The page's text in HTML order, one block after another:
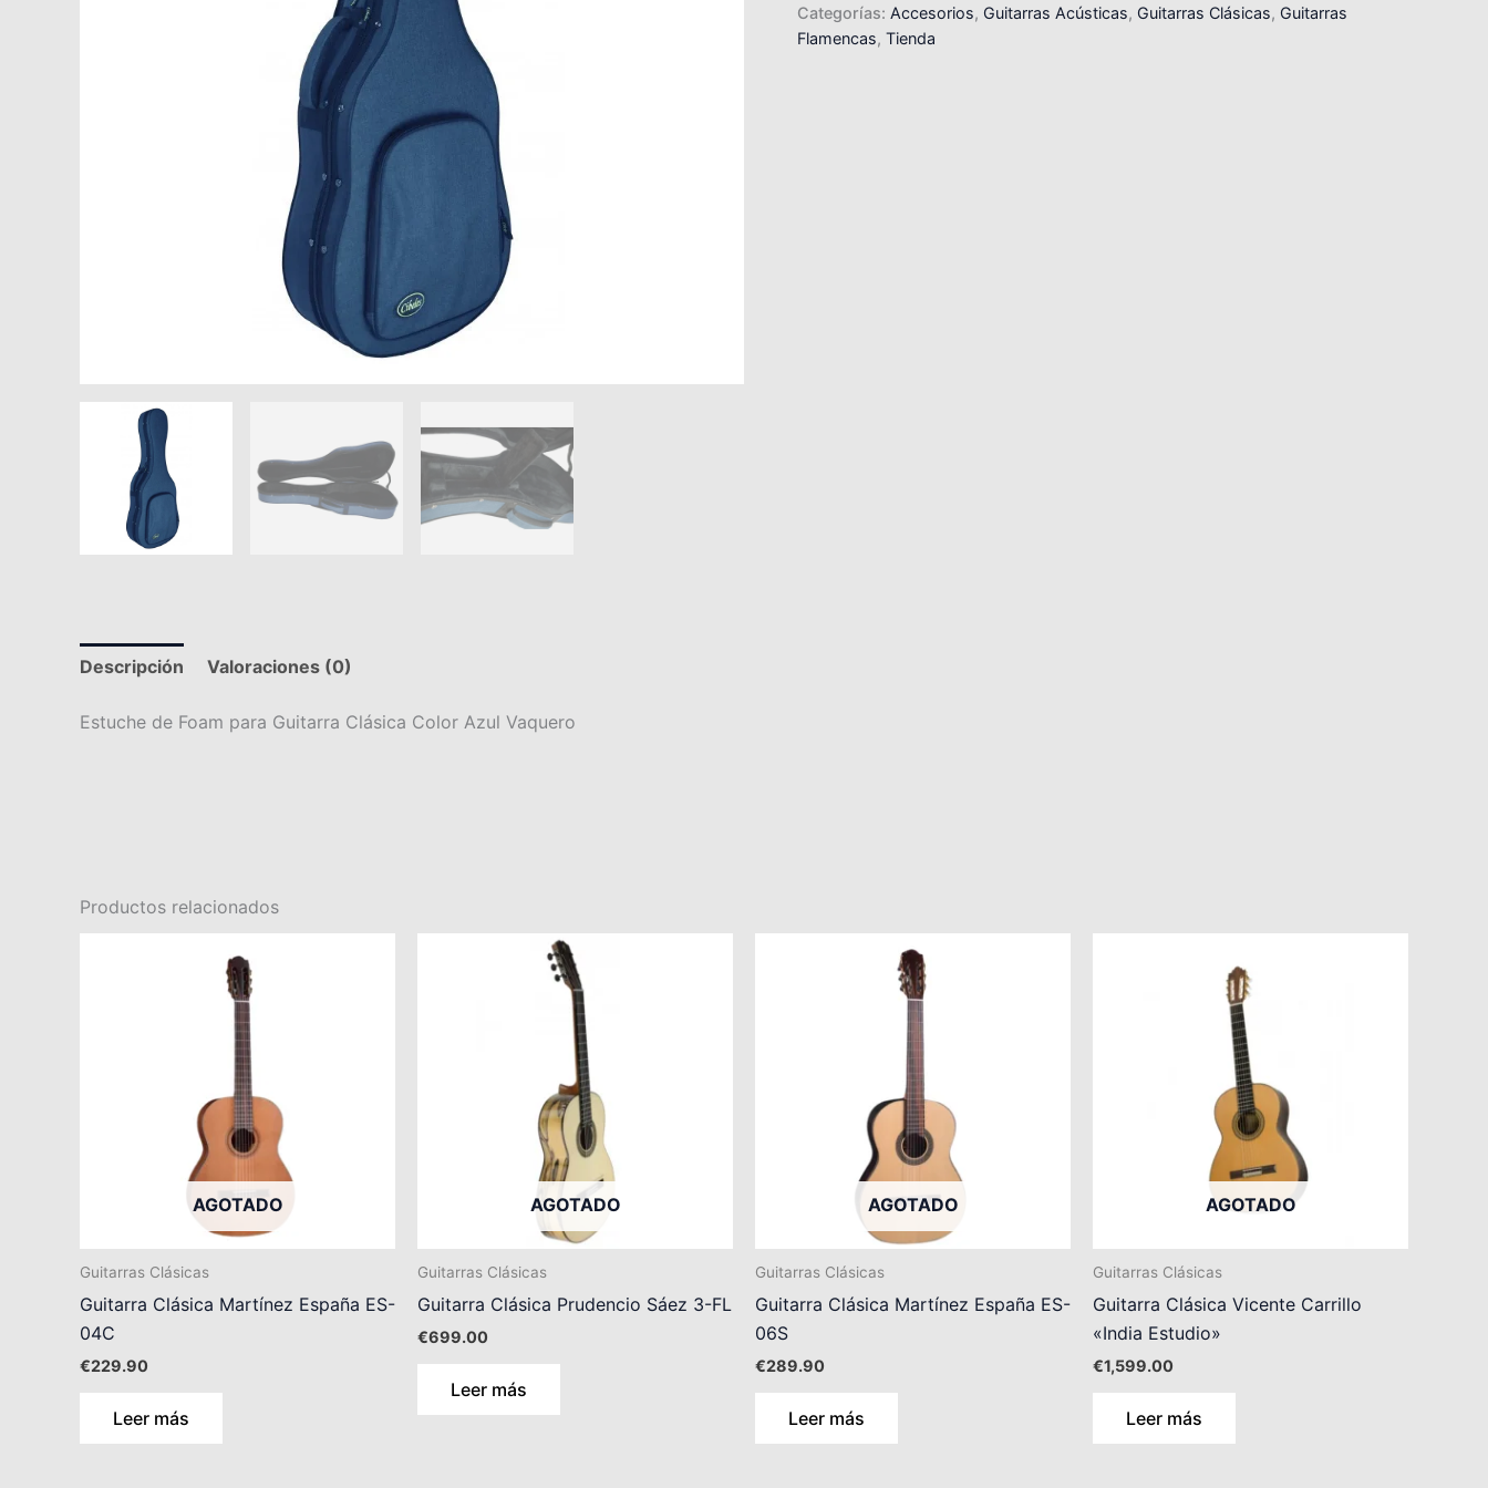
Categorías: Accesorios, Guitarras Acústicas, Guitarras Clásicas, Guitarras
Flamencas, Tienda
Descripción Valoraciones (0)
Estuche de Foam para Guitarra Clásica Color Azul Vaquero
Productos relacionados
AGOTADO
Guitarras Clásicas
Guitarra Clásica Martínez España ES-
04C
€229.90
Leer más
AGOTADO
Guitarras Clásicas
Guitarra Clásica Prudencio Sáez 3-FL
€699.00
Leer más
AGOTADO
Guitarras Clásicas
Guitarra Clásica Martínez España ES-
06S
€289.90
Leer más
AGOTADO
Guitarras Clásicas
Guitarra Clásica Vicente Carrillo
«India Estudio»
€1,599.00
Leer más